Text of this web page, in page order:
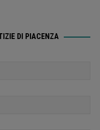
DI PIACENZA